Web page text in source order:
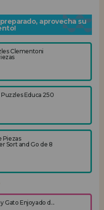
aprovecha su
Clementoni
Educa 250
Piezas
Sort and Go de 8
Gato Enjoyado d...